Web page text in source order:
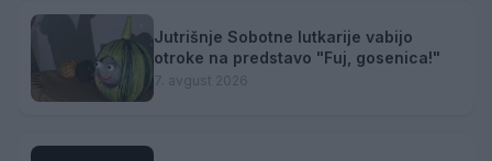
Jutrišnje Sobotne lutkarije vabijo
otroke na predstavo "Fuj, gosenica!"
7. avgust 2026